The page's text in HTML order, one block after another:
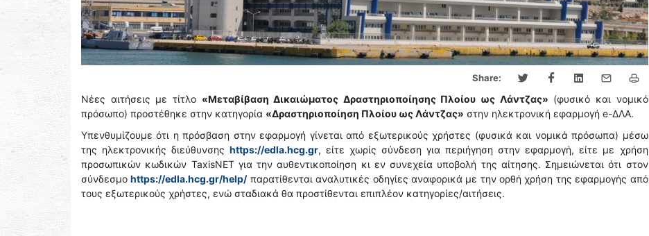
Share:
Νέες αιτήσεις με τίτλο «Μεταβίβαση Δικαιώματος Δραστηριοποίησης Πλοίου ως Λάντζας» (φυσικό και νομικό
πρόσωπο) προστέθηκε στην κατηγορία «Δραστηριοποίηση Πλοίου ως Λάντζας» στην ηλεκτρονική εφαρμογή e-ΔΛΑ.
Υπενθυμίζουμε ότι η πρόσβαση στην εφαρμογή γίνεται από εξωτερικούς χρήστες (φυσικά και νομικά πρόσωπα) μέσω
της ηλεκτρονικής διεύθυνσηςhttps://edla.hcg.gr, είτε χωρίς σύνδεση για περιήγηση στην εφαρμογή, είτε με χρήση
προσωπικών κωδικών TaxisNET για την αυθεντικοποίηση κι εν συνεχεία υποβολή της αίτησης. Σημειώνεται ότι στον
σύνδεσμοhttps://edla.hcg.gr/help/παρατίθενται αναλυτικές οδηγίες αναφορικά με την ορθή χρήση της εφαρμογής από
τους εξωτερικούς χρήστες, ενώ σταδιακά θα προστίθενται επιπλέον κατηγορίες/αιτήσεις.